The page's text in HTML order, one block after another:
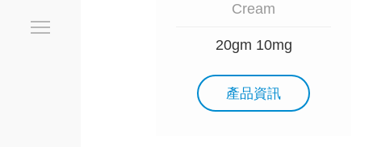
Cream
20gm 10mg
產品資訊